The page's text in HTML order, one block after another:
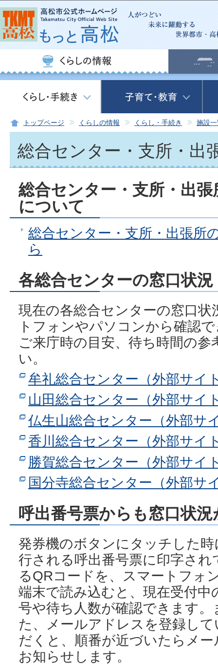
この
トップページ くらしの情報 くらし・手続き 施設
総合センター・支所・出
総合センター・支所・出
について
総合センター・支所・出張所
ら
各総合センターの窓口状
現在の各総合センターの窓口
トフォンやパソコンから確認
ご来庁時の目安、待ち時間の
い。
牟礼総合センター（外部サイ
山田総合センター（外部サイ
仏生山総合センター（外部サ
香川総合センター（外部サイ
勝賀総合センター（外部サイ
国分寺総合センター（外部サ
呼出番号票からも窓口状
発券機のボタンにタッチした時
行される呼出番号票に印字され
るQRコードを、スマートフォ
端末で読み込むと、現在受付中
号や待ち人数が確認できます。
た、メールアドレスを登録して
だくと、順番が近づいたらメー
お知らせします。